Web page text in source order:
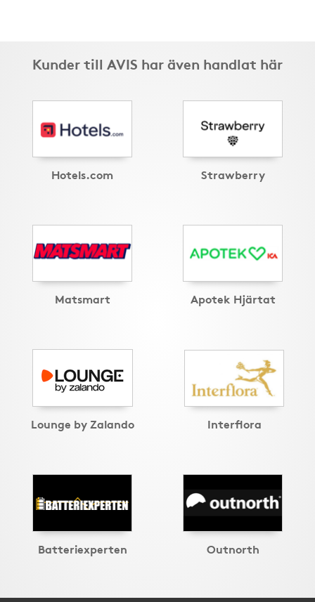
Kunder till AVIS har även handlat här
Hotels.com Strawberry
Matsmart Apotek Hjärtat
Lounge by Zalando Interflora
Batteriexperten Outnorth